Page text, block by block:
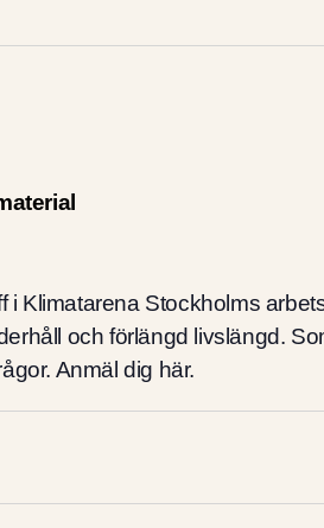
i Klimatarena Stockholms
och förlängd livslängd.
Anmäl dig här.